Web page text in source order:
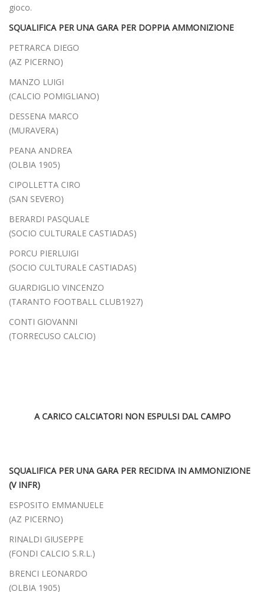
gioco.
SQUALIFICA PER UNA GARA PER DOPPIA AMMONIZIONE
PETRARCA DIEGO
(AZ PICERNO)
MANZO LUIGI
(CALCIO POMIGLIANO)
DESSENA MARCO
(MURAVERA)
PEANA ANDREA
(OLBIA 1905)
CIPOLLETTA CIRO
(SAN SEVERO)
BERARDI PASQUALE
(SOCIO CULTURALE CASTIADAS)
PORCU PIERLUIGI
(SOCIO CULTURALE CASTIADAS)
GUARDIGLIO VINCENZO
(TARANTO FOOTBALL CLUB1927)
CONTI GIOVANNI
(TORRECUSO CALCIO)
A CARICO CALCIATORI NON ESPULSI DAL CAMPO
SQUALIFICA PER UNA GARA PER RECIDIVA IN AMMONIZIONE
(V INFR)
ESPOSITO EMMANUELE
(AZ PICERNO)
RINALDI GIUSEPPE
(FONDI CALCIO S.R.L.)
BRENCI LEONARDO
(OLBIA 1905)